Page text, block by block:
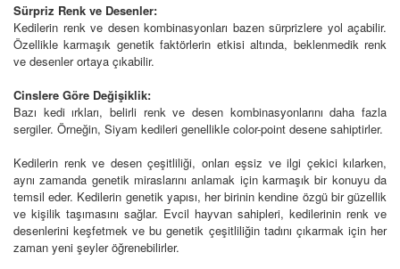
Sürpriz Renk ve Desenler:
Kedilerin renk ve desen kombinasyonları bazen sürprizlere yol açabilir.
Özellikle karmaşık genetik faktörlerin etkisi altında, beklenmedik renk
ve desenler ortaya çıkabilir.
Cinslere Göre Değişiklik:
Bazı kedi ırkları, belirli renk ve desen kombinasyonlarını daha fazla
sergiler. Örneğin, Siyam kedileri genellikle color-point desene sahiptirler.
Kedilerin renk ve desen çeşitliliği, onları eşsiz ve ilgi çekici kılarken,
aynı zamanda genetik miraslarını anlamak için karmaşık bir konuyu da
temsil eder. Kedilerin genetik yapısı, her birinin kendine özgü bir güzellik
ve kişilik taşımasını sağlar. Evcil hayvan sahipleri, kedilerinin renk ve
desenlerini keşfetmek ve bu genetik çeşitliliğin tadını çıkarmak için her
zaman yeni şeyler öğrenebilirler.